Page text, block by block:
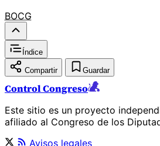
BOCG
Índice
Compartir Guardar
Control Congreso
Este sitio es un proyecto
afiliado al Congreso de los
Avisos legales